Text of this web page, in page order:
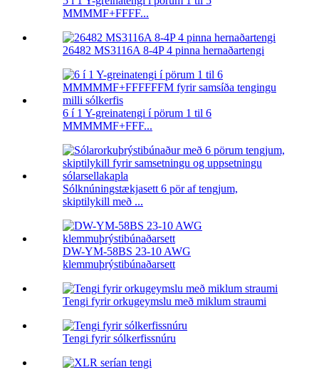
MMMMF+FFFF...
26482 MS3116A 8-4P 4 pinna hernaðartengi
6 í 1 Y-greinatengi í pörum 1 til 6
MMMMMF+FFF...
Sólknúningstækjasett 6 pör af tengjum,
skiptilykill með ...
DW-YM-58BS 23-10 AWG
klemmuþrýstibúnaðarsett
Tengi fyrir orkugeymslu með miklum straumi
Tengi fyrir sólkerfissnúru